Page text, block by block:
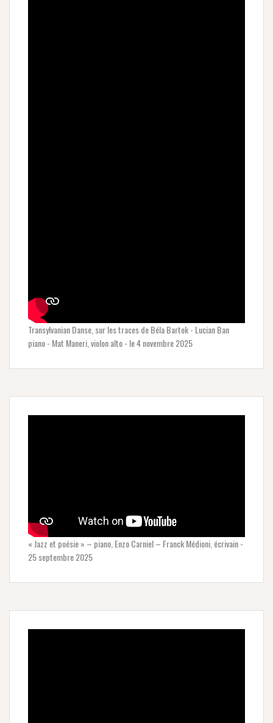
Transylvanian Danse, sur les traces de Béla Bartok - Lucian Ban
piano - Mat Maneri, violon alto - le 4 novembre 2025
« Jazz et poésie » – piano, Enzo Carniel – Franck Médioni, écrivain -
25 septembre 2025